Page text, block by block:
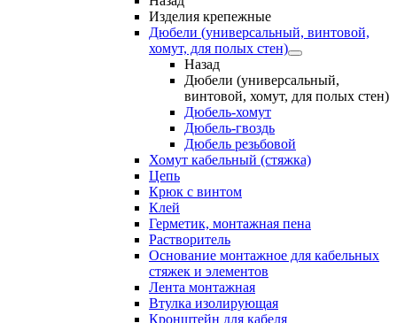
Изделия крепежные
Дюбели (универсальный, винтовой,
хомут, для полых стен)
Назад
Дюбели (универсальный,
винтовой, хомут, для полых стен)
Дюбель-хомут
Дюбель-гвоздь
Дюбель резьбовой
Хомут кабельный (стяжка)
Цепь
Крюк с винтом
Клей
Герметик, монтажная пена
Растворитель
Основание монтажное для кабельных
стяжек и элементов
Лента монтажная
Втулка изолирующая
Кронштейн для кабеля